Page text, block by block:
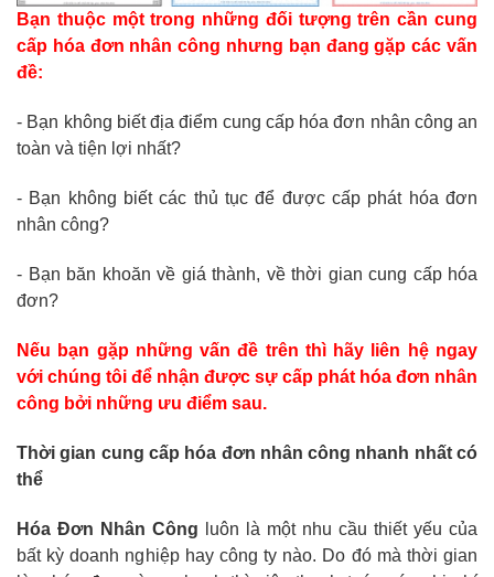
Bạn thuộc một trong những đối tượng trên cần cung
cấp hóa đơn nhân công nhưng bạn đang gặp các vấn
đề:
- Bạn không biết địa điểm cung cấp hóa đơn nhân công an
toàn và tiện lợi nhất?
- Bạn không biết các thủ tục để được cấp phát hóa đơn
nhân công?
- Bạn băn khoăn về giá thành, về thời gian cung cấp hóa
đơn?
Nếu bạn gặp những vấn đề trên thì hãy liên hệ ngay
với chúng tôi để nhận được sự cấp phát hóa đơn nhân
công bởi những ưu điểm sau.
Thời gian cung cấp hóa đơn nhân công nhanh nhất có
thể
Hóa Đơn Nhân Công luôn là một nhu cầu thiết yếu của
bất kỳ doanh nghiệp hay công ty nào. Do đó mà thời gian